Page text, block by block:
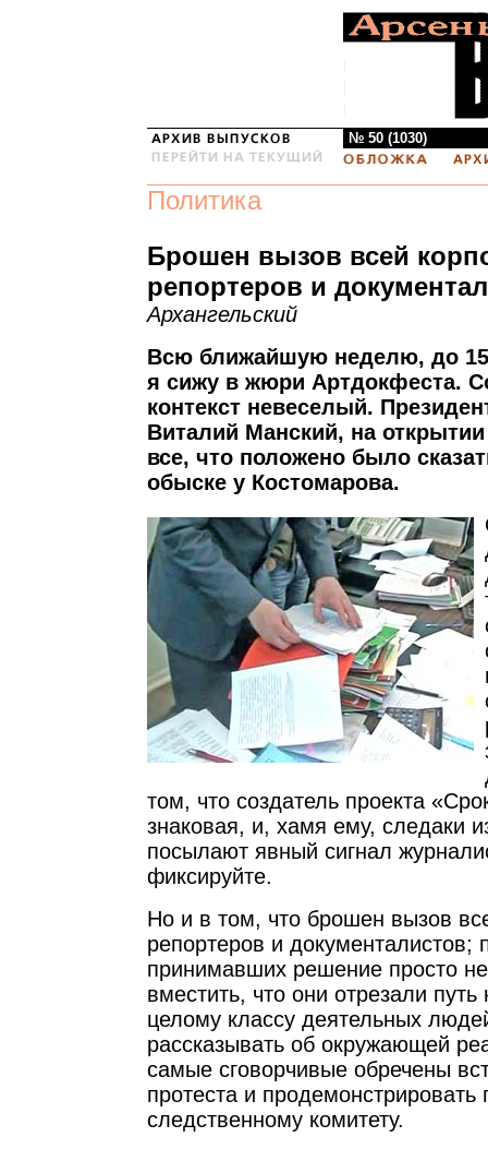
№ 50 (1030)
Политика
Брошен вызов всей
репортеров и
Архангельский
Всю ближайшую неделю, до
я сижу в жюри Артдокфеста.
контекст невеселый.
Виталий Манский, на открытии
все, что положено было
обыске у Костомарова.
том, что создатель проекта
знаковая, и, хамя ему, следаки
посылают явный сигнал
фиксируйте.
Но и в том, что брошен вызов
репортеров и документалистов;
принимавших решение просто
вместить, что они отрезали путь
целому классу деятельных
рассказывать об окружающей
самые сговорчивые обречены
протеста и продемонстрировать
следственному комитету.